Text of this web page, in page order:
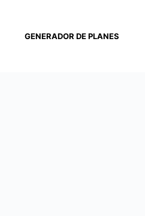
GENERADOR DE PLANES